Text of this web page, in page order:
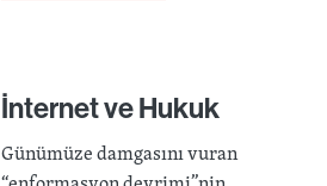
İnternet ve Hukuk
Günümüze damgasını vuran